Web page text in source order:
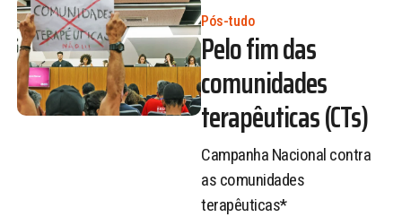
Pós-tudo
Pelo fim das
comunidades
terapêuticas (CTs)
Campanha Nacional contra
as comunidades
terapêuticas*